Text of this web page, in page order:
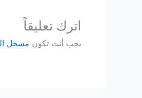
اترك تعليقاً
يجب أنت تكون مسجل